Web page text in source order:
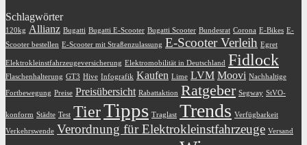
Schlagwörter
120kg Allianz Bugatti Bugatti E-Scooter Bugatti Scooter Bundesrat Corona E-Bikes E-
Scooter bestellen E-Scooter mit Straßenzulassung E-Scooter Verleih Egret
Elektrokleinstfahrzeugeversicherung Elektromobilität in Deutschland Fidlock
Flaschenhalterung GT3 Hive Infografik Kaufen Lime LVM Moovi Nachhaltige
Fortbewegung Preise Preisübersicht Rabattaktion Ratgeber Segway StVO-
konform Städte Test TierTipps Traglast Trends Verfügbarkeit
Verkehrswende Verordnung für Elektrokleinstfahrzeuge Versand